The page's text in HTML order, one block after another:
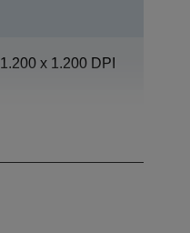
1.200 x 1.200 DPI